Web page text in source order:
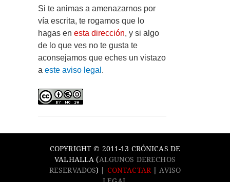
Si te animas a amenazarnos por
vía escrita, te rogamos que lo
hagas en esta dirección, y si algo
de lo que ves no te gusta te
aconsejamos que eches un vistazo
a este aviso legal .
COPYRIGHT © 2011-13 CRÓNICAS DE
VALHALLA (ALGUNOS DERECHOS
RESERVADOS) | CONTACTAR
AVISO